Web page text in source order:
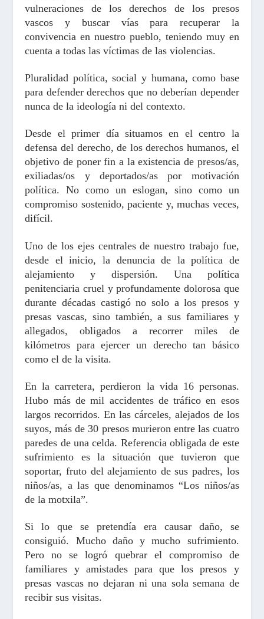
vulneraciones de los derechos de los presos
vascos y buscar vías para recuperar la
convivencia en nuestro pueblo, teniendo muy en
cuenta a todas las víctimas de las violencias.
Pluralidad política, social y humana, como base
para defender derechos que no deberían depender
nunca de la ideología ni del contexto.
Desde el primer día situamos en el centro la
defensa del derecho, de los derechos humanos, el
objetivo de poner fin a la existencia de presos/as,
exiliadas/os y deportados/as por motivación
política. No como un eslogan, sino como un
compromiso sostenido, paciente y, muchas veces,
difícil.
Uno de los ejes centrales de nuestro trabajo fue,
desde el inicio, la denuncia de la política de
alejamiento y dispersión. Una política
penitenciaria cruel y profundamente dolorosa que
durante décadas castigó no solo a los presos y
presas vascas, sino también, a sus familiares y
allegados, obligados a recorrer miles de
kilómetros para ejercer un derecho tan básico
como el de la visita.
En la carretera, perdieron la vida 16 personas.
Hubo más de mil accidentes de tráfico en esos
largos recorridos. En las cárceles, alejados de los
suyos, más de 30 presos murieron entre las cuatro
paredes de una celda. Referencia obligada de este
sufrimiento es la situación que tuvieron que
soportar, fruto del alejamiento de sus padres, los
niños/as, a las que denominamos “Los niños/as
de la motxila”.
Si lo que se pretendía era causar daño, se
consiguió. Mucho daño y mucho sufrimiento.
Pero no se logró quebrar el compromiso de
familiares y amistades para que los presos y
presas vascas no dejaran ni una sola semana de
recibir sus visitas.